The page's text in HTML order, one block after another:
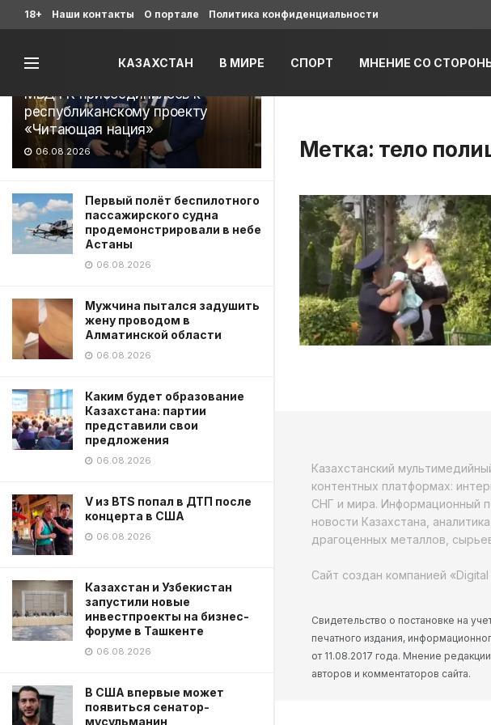
Последние
МВД РК присоединилось к
республиканскому проекту
«Читающая нация»
06.08.2026
Первый полёт беспилотного
пассажирского судна
продемонстрировали в небе
Астаны
06.08.2026
Мужчина пытался задушить
жену проводом в
Алматинской области
06.08.2026
Каким будет образование
Казахстана: партии
представили свои
предложения
06.08.2026
V из BTS попал в ДТП после
концерта в США
06.08.2026
Казахстан и Узбекистан
запустили новые
инвестпроекты на бизнес-
форуме в Ташкенте
06.08.2026
В США впервые может
появиться сенатор-
мусульманин
18+ Наши контакты О портале Политика конфиденциальности
КАЗАХСТАН В МИРЕ СПОРТ МНЕНИЕ СО
Метка: тело
Казахстанский
контентных платформах:
СНГ и мира. Информационный
новости Казахстана,
драгоценных металлов,
Сайт создан компанией
Свидетельство о постановке на
печатного издания,
от 11.08.2017 года. Мнение
авторов и комментаторов сайта.